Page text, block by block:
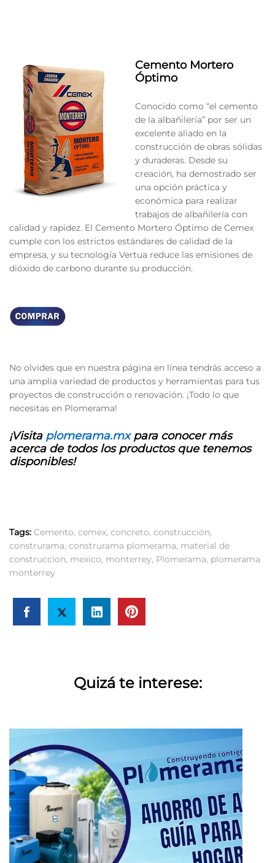
Cemento Mortero
Óptimo
Conocido como “el cemento
de la albañilería” por ser un
excelente aliado en la
construcción de obras sólidas
y duraderas. Desde su
creación, ha demostrado ser
una opción práctica y
económica para realizar
trabajos de albañilería con
calidad y rapidez. El Cemento Mortero Óptimo de Cemex
cumple con los estrictos estándares de calidad de la
empresa, y su tecnología Vertua reduce las emisiones de
dióxido de carbono durante su producción.
No olvides que en nuestra página en línea tendrás acceso a
una amplia variedad de productos y herramientas para tus
proyectos de construcción o renovación. ¡Todo lo que
necesitas en Plomerama!
¡Visita plomerama.mxpara conocer más
acerca de todos los productos que tenemos
disponibles!
Tags: Cemento, cemex, concreto, construcción,
construrama, construrama plomerama, material de
construccion, mexico, monterrey, Plomerama, plomerama
monterrey
Quizá te interese: